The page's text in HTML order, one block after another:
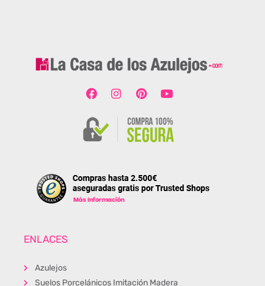
ENLACES
Azulejos
Suelos Porcelánicos Imitación Madera